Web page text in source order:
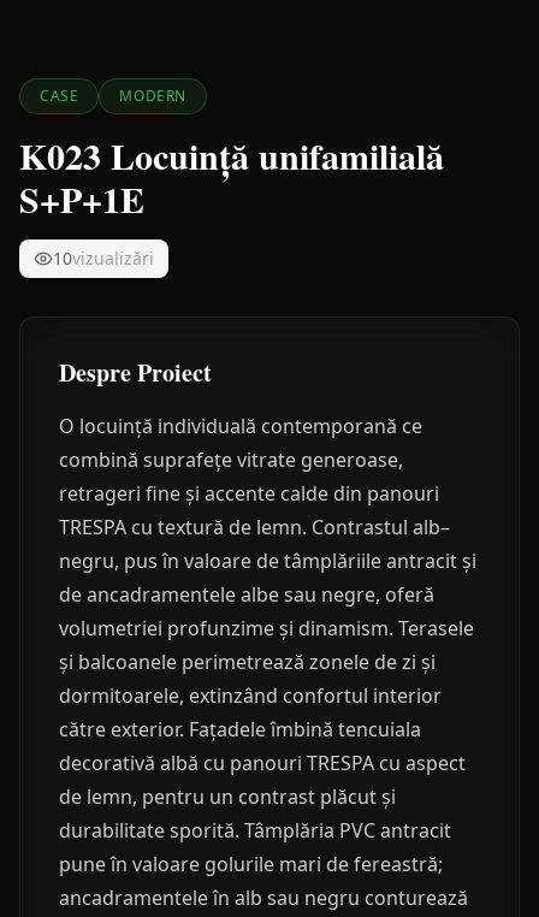
CASE MODERN
K023 Locuință unifamilială
S+P+1E
10vizualizări
Despre Proiect
O locuință individuală contemporană ce
combină suprafețe vitrate generoase,
retrageri fine și accente calde din panouri
TRESPA cu textură de lemn. Contrastul alb–
negru, pus în valoare de tâmplăriile antracit și
de ancadramentele albe sau negre, oferă
volumetriei profunzime și dinamism. Terasele
și balcoanele perimetrează zonele de zi și
dormitoarele, extinzând confortul interior
către exterior. Fațadele îmbină tencuiala
decorativă albă cu panouri TRESPA cu aspect
de lemn, pentru un contrast plăcut și
durabilitate sporită. Tâmplăria PVC antracit
pune în valoare golurile mari de fereastră;
ancadramentele în alb sau negru conturează